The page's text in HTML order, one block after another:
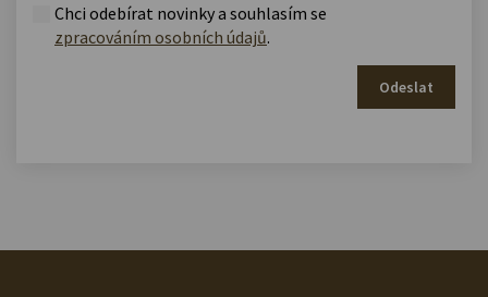
Chci odebírat novinky a souhlasím se
zpracováním osobních údajů.
Odeslat